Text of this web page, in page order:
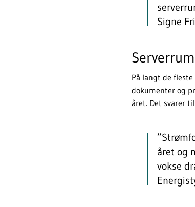
Signe
På langt de
dokumenter og
året. Det svarer
året og
vokse